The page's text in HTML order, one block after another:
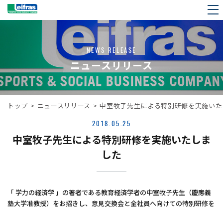
NEWS RELEASE
ニュースリリース
トップ > ニュースリリース > 中室牧子先生による特別研修を実施い
2018.05.25
中室牧子先生による特別研修を実施いたしま
した
「 学力の経済学 」の著者である教育経済学者の中室牧子先生（慶應義
塾大学准教授）をお招きし、意見交換会と全社員へ向けての特別研修を